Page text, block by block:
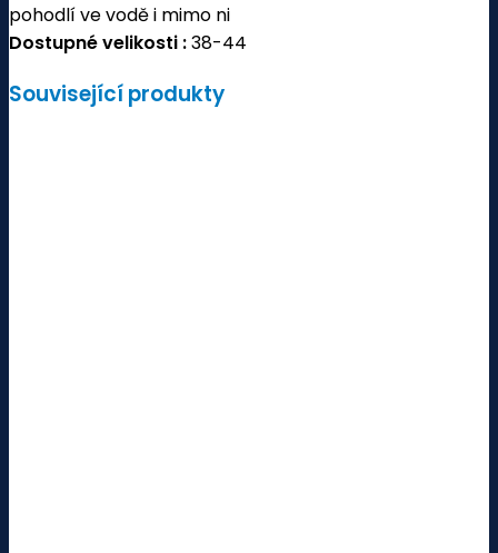
pohodlí ve vodě i mimo ni
Dostupné velikosti :38-44
Související produkty